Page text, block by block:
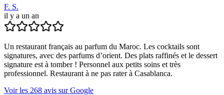
F. S.
il y a un an
Un restaurant français au parfum du Maroc. Les cocktails sont
signatures, avec des parfums d’orient. Des plats raffinés et le dessert
signature est à tomber ! Personnel aux petits soins et très
professionnel. Restaurant à ne pas rater à Casablanca.
Voir les 268 avis sur Google